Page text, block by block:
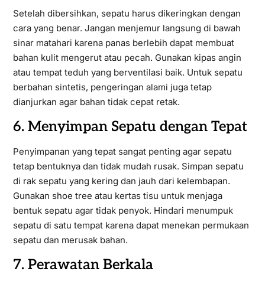
Setelah dibersihkan, sepatu harus dikeringkan dengan
cara yang benar. Jangan menjemur langsung di bawah
sinar matahari karena panas berlebih dapat membuat
bahan kulit mengerut atau pecah. Gunakan kipas angin
atau tempat teduh yang berventilasi baik. Untuk sepatu
berbahan sintetis, pengeringan alami juga tetap
dianjurkan agar bahan tidak cepat retak.
6. Menyimpan Sepatu dengan Tepat
Penyimpanan yang tepat sangat penting agar sepatu
tetap bentuknya dan tidak mudah rusak. Simpan sepatu
di rak sepatu yang kering dan jauh dari kelembapan.
Gunakan shoe tree atau kertas tisu untuk menjaga
bentuk sepatu agar tidak penyok. Hindari menumpuk
sepatu di satu tempat karena dapat menekan permukaan
sepatu dan merusak bahan.
7. Perawatan Berkala